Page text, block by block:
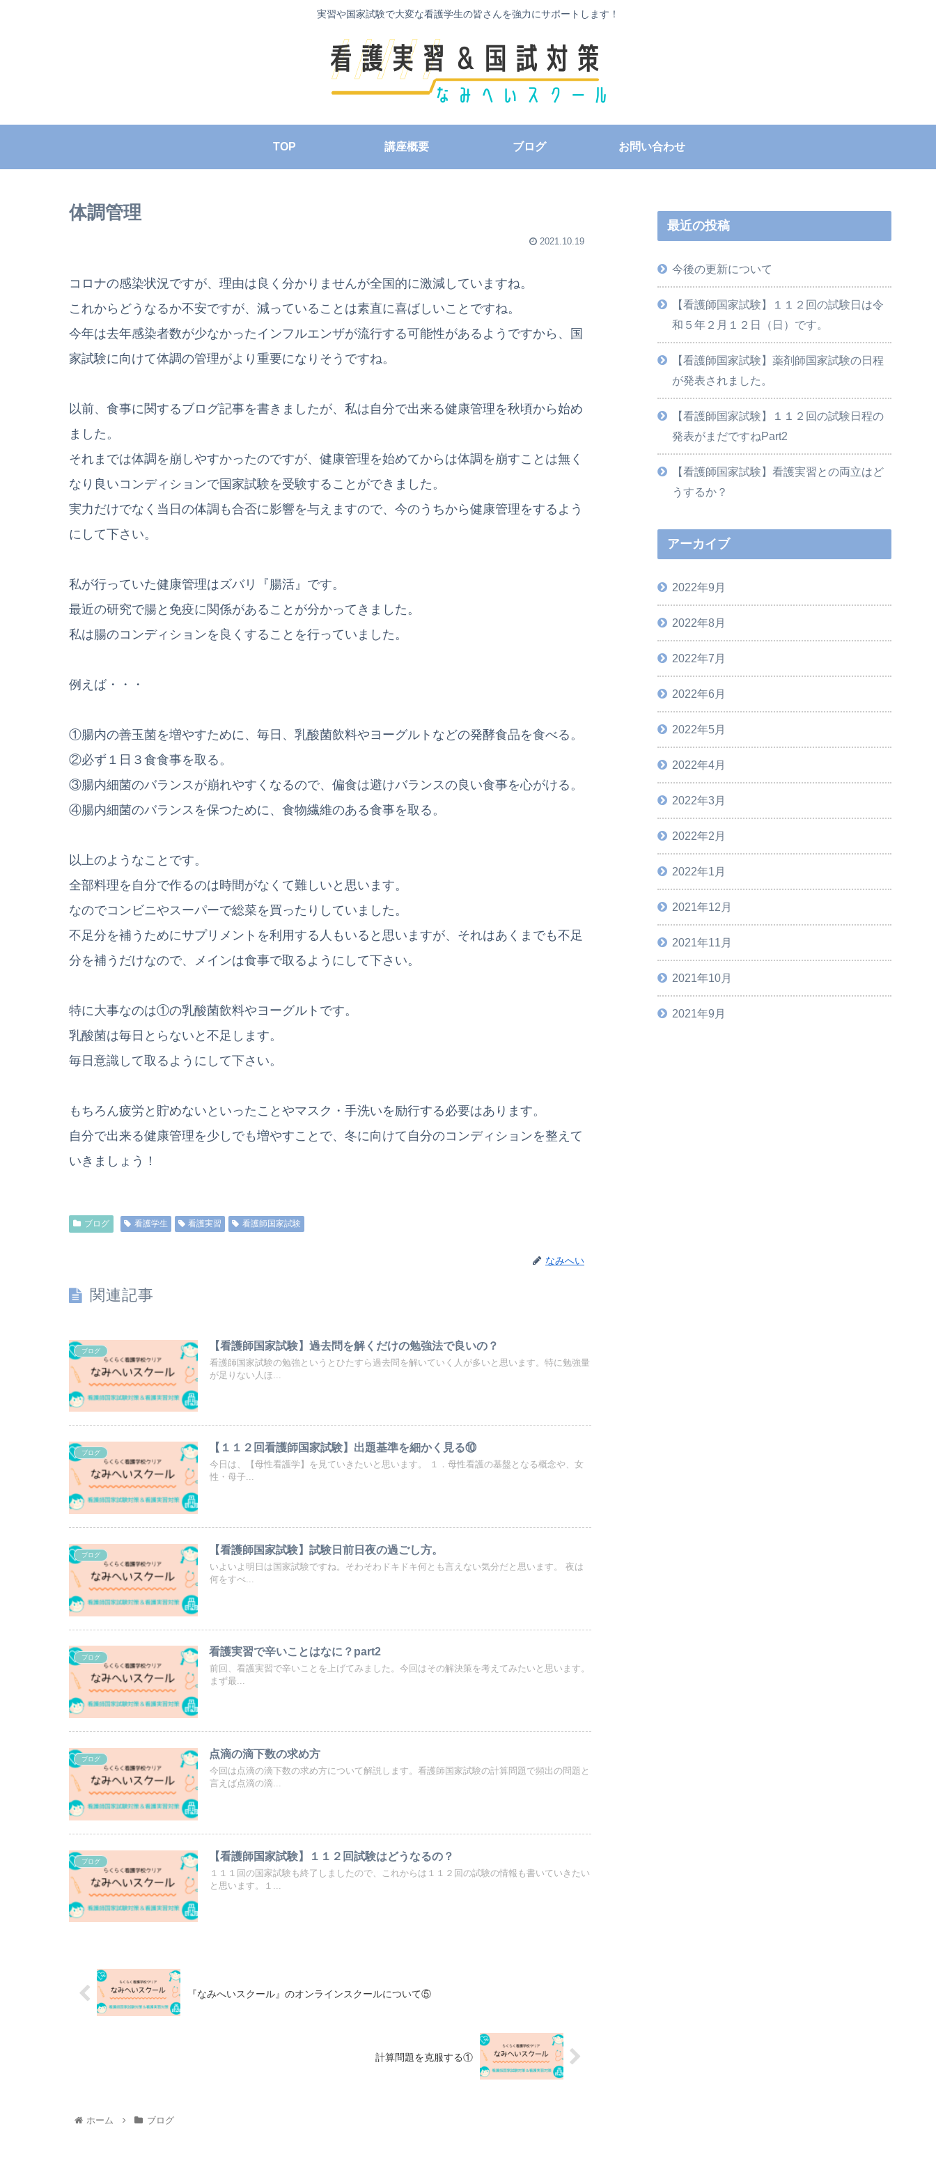
実習や国家試験で大変な看護学生の皆さんを強力にサポートします！
TOP 講座概要 ブログ お問い合わせ
体調管理
2021.10.19
コロナの感染状況ですが、理由は良く分かりませんが全国的に激減していますね。
これからどうなるか不安ですが、減っていることは素直に喜ばしいことですね。
今年は去年感染者数が少なかったインフルエンザが流行する可能性があるようですから、国
家試験に向けて体調の管理がより重要になりそうですね。
以前、食事に関するブログ記事を書きましたが、私は自分で出来る健康管理を秋頃から始め
ました。
それまでは体調を崩しやすかったのですが、健康管理を始めてからは体調を崩すことは無く
なり良いコンディションで国家試験を受験することができました。
実力だけでなく当日の体調も合否に影響を与えますので、今のうちから健康管理をするよう
にして下さい。
私が行っていた健康管理はズバリ『腸活』です。
最近の研究で腸と免疫に関係があることが分かってきました。
私は腸のコンディションを良くすることを行っていました。
例えば・・・
①腸内の善玉菌を増やすために、毎日、乳酸菌飲料やヨーグルトなどの発酵食品を食べる。
②必ず１日３食食事を取る。
③腸内細菌のバランスが崩れやすくなるので、偏食は避けバランスの良い食事を心がける。
④腸内細菌のバランスを保つために、食物繊維のある食事を取る。
以上のようなことです。
全部料理を自分で作るのは時間がなくて難しいと思います。
なのでコンビニやスーパーで総菜を買ったりしていました。
不足分を補うためにサプリメントを利用する人もいると思いますが、それはあくまでも不足
分を補うだけなので、メインは食事で取るようにして下さい。
特に大事なのは①の乳酸菌飲料やヨーグルトです。
乳酸菌は毎日とらないと不足します。
毎日意識して取るようにして下さい。
もちろん疲労と貯めないといったことやマスク・手洗いを励行する必要はあります。
自分で出来る健康管理を少しでも増やすことで、冬に向けて自分のコンディションを整えて
いきましょう！
ブログ 看護学生 看護実習 看護師国家試験
なみへい
関連記事
ブログ 【看護師国家試験】過去問を解くだけの勉強法で良いの？
看護師国家試験の勉強というとひたすら過去問を解いていく人が多いと思います。特に勉強量
が足りない人ほ...
ブログ 【１１２回看護師国家試験】出題基準を細かく見る⑩
今日は、【母性看護学】を見ていきたいと思います。 １．母性看護の基盤となる概念や、女
性・母子...
ブログ 【看護師国家試験】試験日前日夜の過ごし方。
いよいよ明日は国家試験ですね。そわそわドキドキ何とも言えない気分だと思います。 夜は
何をすべ...
ブログ 看護実習で辛いことはなに？part2
前回、看護実習で辛いことを上げてみました。今回はその解決策を考えてみたいと思います。
まず最...
ブログ 点滴の滴下数の求め方
今回は点滴の滴下数の求め方について解説します。看護師国家試験の計算問題で頻出の問題と
言えば点滴の滴...
ブログ 【看護師国家試験】１１２回試験はどうなるの？
１１１回の国家試験も終了しましたので、これからは１１２回の試験の情報も書いていきたい
と思います。１...
『なみへいスクール』のオンラインスクールについて⑤
計算問題を克服する①
ホーム ブログ
最近の投稿
今後の更新について
【看護師国家試験】１１２回の試験日は令
和５年２月１２日（日）です。
【看護師国家試験】薬剤師国家試験の日程
が発表されました。
【看護師国家試験】１１２回の試験日程の
発表がまだですねPart2
【看護師国家試験】看護実習との両立はど
うするか？
アーカイブ
2022年9月
2022年8月
2022年7月
2022年6月
2022年5月
2022年4月
2022年3月
2022年2月
2022年1月
2021年12月
2021年11月
2021年10月
2021年9月